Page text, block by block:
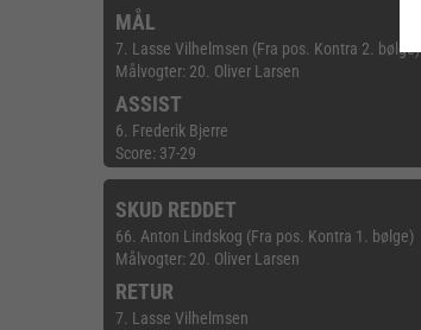
MÅL
7. Lasse Vilhelmsen (Fra pos. Kontra 2. bølge)
Målvogter: 20. Oliver Larsen
ASSIST
6. Frederik Bjerre
Score: 37-29
SKUD REDDET
66. Anton Lindskog (Fra pos. Kontra 1. bølge)
Målvogter: 20. Oliver Larsen
RETUR
7. Lasse Vilhelmsen